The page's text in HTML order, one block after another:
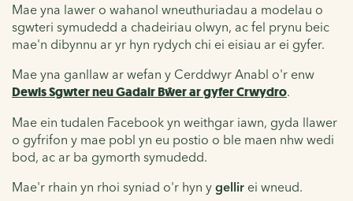
Mae yna lawer o wahanol wneuthuriadau a modelau o
sgwteri symudedd a chadeiriau olwyn, ac fel prynu beic
mae'n dibynnu ar yr hyn rydych chi ei eisiau ar ei gyfer.
Mae yna ganllaw ar wefan y Cerddwyr Anabl o'r enw
Dewis Sgwter neu Gadair Bŵer ar gyfer Crwydro.
Mae ein tudalen Facebook yn weithgar iawn, gyda llawer
o gyfrifon y mae pobl yn eu postio o ble maen nhw wedi
bod, ac ar ba gymorth symudedd.
Mae'r rhain yn rhoi syniad o'r hyn y gellir ei wneud.